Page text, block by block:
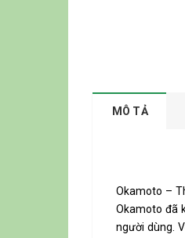
MÔ TẢ
Okamoto –
Okamoto đã
người dùng.